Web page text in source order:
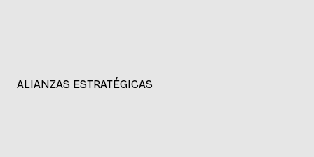
ALIANZAS ESTRATÉGICAS